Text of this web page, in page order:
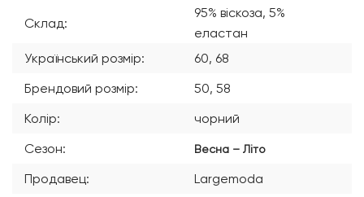
Склад:
95% віскоза, 5%
еластан
Український розмір:
60, 68
Брендовий розмір:
50, 58
Колір:
чорний
Сезон:
Весна – Літо
Продавец:
Largemoda